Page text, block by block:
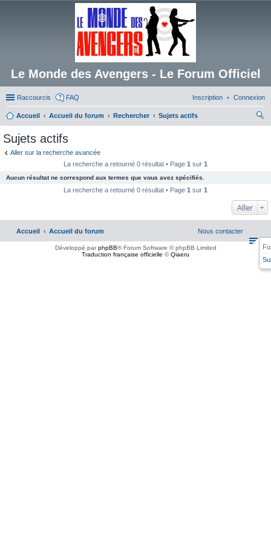
Le Monde des Avengers - Le Forum Officiel
Raccourcis FAQ Connexion
Inscription
Accueil Accueil du forum Rechercher
Sujets actifs
Sujets actifs
Aller sur la recherche avancée
La recherche a retourné 0 résultat • Page 1 sur 1
Aucun résultat ne correspond aux termes que vous avez spécifiés.
La recherche a retourné 0 résultat • Page 1 sur 1
Aller
Accueil Accueil du forum Nous contacter
Développé parphpBB® Forum Software © phpBB Limited
Traduction française officielle ©Qiaeru